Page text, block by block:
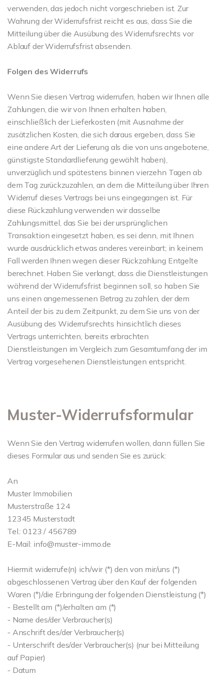
verwenden, das jedoch nicht vorgeschrieben ist. Zur
Wahrung der Widerrufsfrist reicht es aus, dass Sie die
Mitteilung über die Ausübung des Widerrufsrechts vor
Ablauf der Widerrufsfrist absenden.
Folgen des Widerrufs
Wenn Sie diesen Vertrag widerrufen, haben wir Ihnen alle
Zahlungen, die wir von Ihnen erhalten haben,
einschließlich der Lieferkosten (mit Ausnahme der
zusätzlichen Kosten, die sich daraus ergeben, dass Sie
eine andere Art der Lieferung als die von uns angebotene,
günstigste Standardlieferung gewählt haben),
unverzüglich und spätestens binnen vierzehn Tagen ab
dem Tag zurückzuzahlen, an dem die Mitteilung über Ihren
Widerruf dieses Vertrags bei uns eingegangen ist. Für
diese Rückzahlung verwenden wir dasselbe
Zahlungsmittel, das Sie bei der ursprünglichen
Transaktion eingesetzt haben, es sei denn, mit Ihnen
wurde ausdrücklich etwas anderes vereinbart; in keinem
Fall werden Ihnen wegen dieser Rückzahlung Entgelte
berechnet. Haben Sie verlangt, dass die Dienstleistungen
während der Widerrufsfrist beginnen soll, so haben Sie
uns einen angemessenen Betrag zu zahlen, der dem
Anteil der bis zu dem Zeitpunkt, zu dem Sie uns von der
Ausübung des Widerrufsrechts hinsichtlich dieses
Vertrags unterrichten, bereits erbrachten
Dienstleistungen im Vergleich zum Gesamtumfang der im
Vertrag vorgesehenen Dienstleistungen entspricht.
Muster-Widerrufsformular
Wenn Sie den Vertrag widerrufen wollen, dann füllen Sie
dieses Formular aus und senden Sie es zurück:
An
Muster Immobilien
Musterstraße 124
12345 Musterstadt
Tel.: 0123 / 456789
E-Mail: info@muster-immo.de
Hiermit widerrufe(n) ich/wir (*) den von mir/uns (*)
abgeschlossenen Vertrag über den Kauf der folgenden
Waren (*)/die Erbringung der folgenden Dienstleistung (*)
- Bestellt am (*)/erhalten am (*)
- Name des/der Verbraucher(s)
- Anschrift des/der Verbraucher(s)
- Unterschrift des/der Verbraucher(s) (nur bei Mitteilung
auf Papier)
- Datum